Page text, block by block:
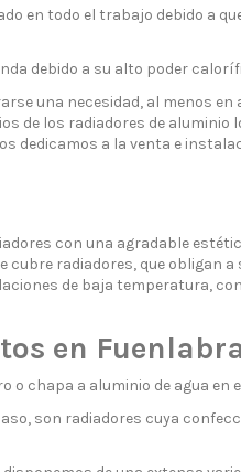
en todo el trabajo debido a
debido a su alto poder
una necesidad, al menos
de los radiadores de
dedicamos a la venta e
con una agradable
radiadores, que obligan
de baja temperatura,
en
o chapa a aluminio de agua en
son radiadores cuya